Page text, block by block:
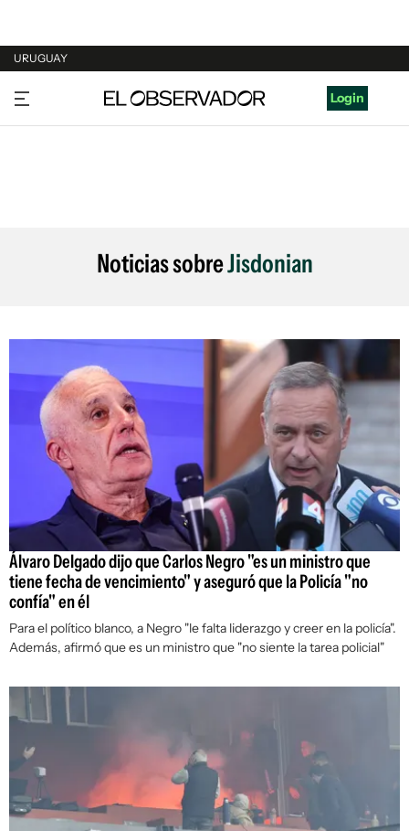
URUGUAY
URUGUAY
ARGENTINA
Login
Noticias sobreJisdonian
Álvaro Delgado dijo que Carlos Negro "es un ministro que
tiene fecha de vencimiento" y aseguró que la Policía "no
confía" en él
Para el político blanco, a Negro "le falta liderazgo y creer en la policía".
Además, afirmó que es un ministro que "no siente la tarea policial"